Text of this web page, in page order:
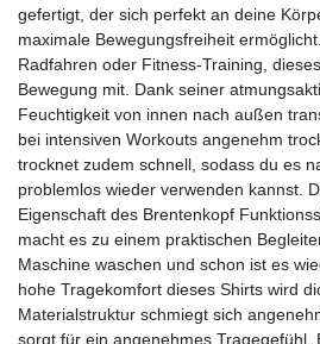
gefertigt, der sich perfekt an deine
maximale Bewegungsfreiheit
Radfahren oder Fitness-Training,
Bewegung mit. Dank seiner
Feuchtigkeit von innen nach außen
bei intensiven Workouts angenehm
trocknet zudem schnell, sodass du es
problemlos wieder verwenden kannst.
Eigenschaft des Brentenkopf
macht es zu einem praktischen
Maschine waschen und schon ist es
hohe Tragekomfort dieses Shirts wird
Materialstruktur schmiegt sich
sorgt für ein angenehmes Tragegefühl.